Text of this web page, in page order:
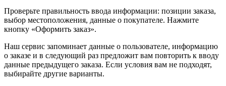
Проверьте правильность ввода информации: позиции заказа,
выбор местоположения, данные о покупателе. Нажмите
кнопку «Оформить заказ».
Наш сервис запоминает данные о пользователе, информацию
о заказе и в следующий раз предложит вам повторить к вводу
данные предыдущего заказа. Если условия вам не подходят,
выбирайте другие варианты.